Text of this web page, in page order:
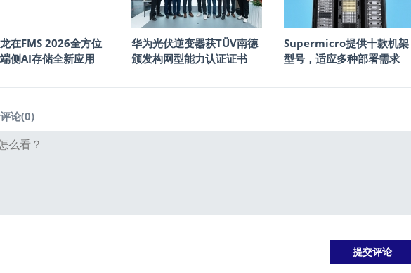
在FMS 2026全方位
侧AI存储全新应用
华为光伏逆变器获TÜV南德
颁发构网型能力认证证书
Supermicro提供十款机架
型号，适应多种部署需求
论(0)